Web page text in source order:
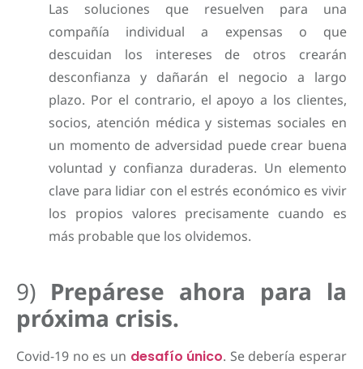
Las soluciones que resuelven para una
compañía individual a expensas o que
descuidan los intereses de otros crearán
desconfianza y dañarán el negocio a largo
plazo. Por el contrario, el apoyo a los clientes,
socios, atención médica y sistemas sociales en
un momento de adversidad puede crear buena
voluntad y confianza duraderas. Un elemento
clave para lidiar con el estrés económico es vivir
los propios valores precisamente cuando es
más probable que los olvidemos.
9) Prepárese ahora para la
próxima crisis.
Covid-19 no es un desafío único. Se debería esperar